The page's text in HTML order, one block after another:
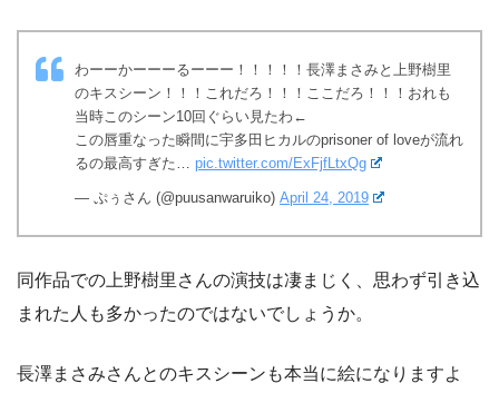
わーーかーーーるーーー！！！！！長澤まさみと上野樹里
のキスシーン！！！これだろ！！！ここだろ！！！おれも
当時このシーン10回ぐらい見たわ←
この唇重なった瞬間に宇多田ヒカルのprisoner of loveが流れ
るの最高すぎた… pic.twitter.com/ExFjfLtxQg
— ぷぅさん (@puusanwaruiko) April 24, 2019
同作品での上野樹里さんの演技は凄まじく、思わず引き込
まれた人も多かったのではないでしょうか。
長澤まさみさんとのキスシーンも本当に絵になりますよ